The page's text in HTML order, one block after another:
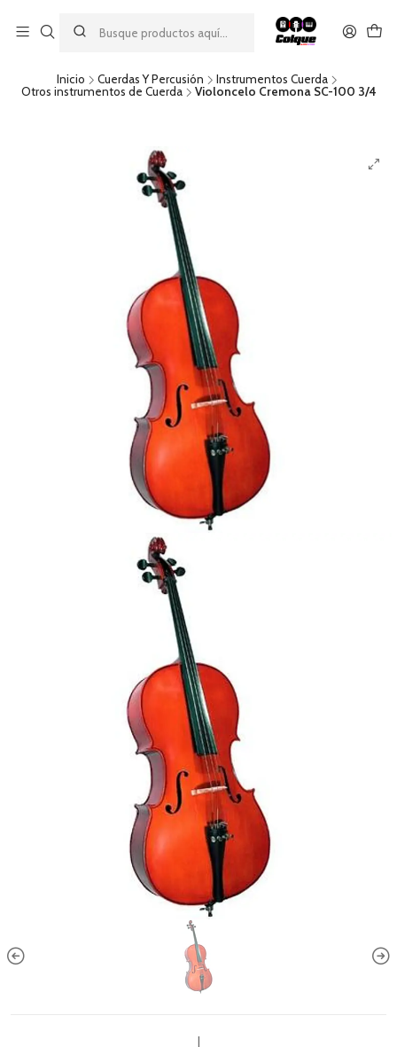
descuento por pago con transferencia bancaria
por una compra mínima de $49.990. Este descuento no es
acumulable a otras promociones ni aplicable a gastos de envío.
Inicio Cuerdas Y Percusión
Instrumentos Cuerda
Otros instrumentos de Cuerda
Violoncelo Cremona SC-100 3/4